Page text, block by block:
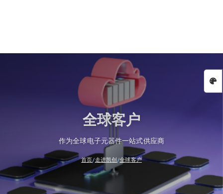
全球客户
作为全球电子元器件一站式供应商
首页/走进凯创/全球客户